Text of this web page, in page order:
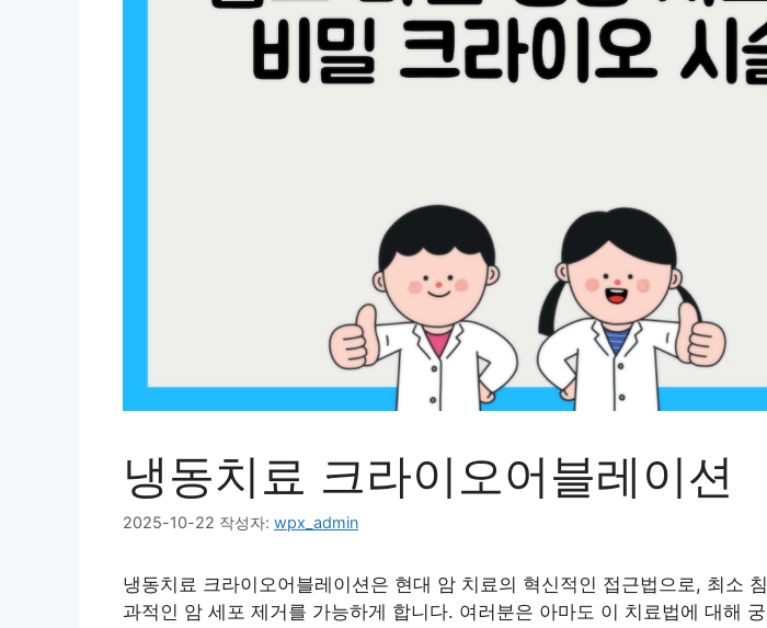
냉동치료 크라이오어블레이션
2025-10-22 작성자: wpx_admin
냉동치료 크라이오어블레이션은 현대 암 치료의 혁신적인 접근법으로, 최소
과적인 암 세포 제거를 가능하게 합니다. 여러분은 아마도 이 치료법에 대해